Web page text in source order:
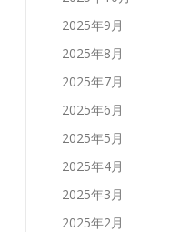
2025年9月
2025年8月
2025年7月
2025年6月
2025年5月
2025年4月
2025年3月
2025年2月